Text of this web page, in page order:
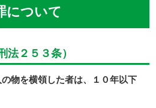
について
法２５３条）
物を横領した者は、１０年以下